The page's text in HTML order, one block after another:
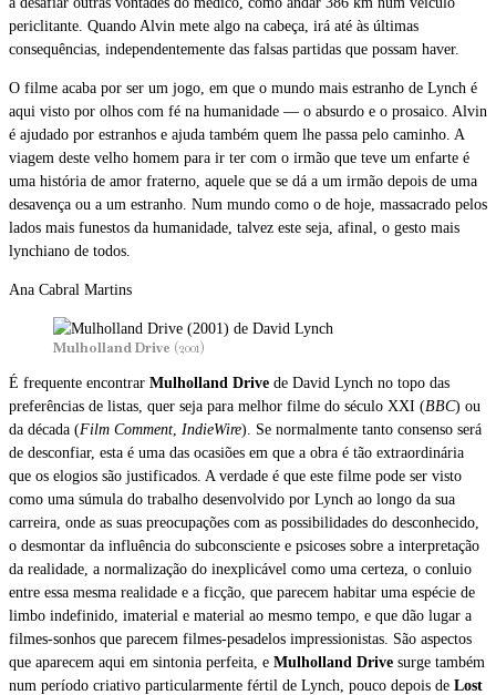
periclitante. Quando Alvin mete algo na cabeça, irá até às últimas
consequências, independentemente das falsas partidas que possam haver.
O filme acaba por ser um jogo, em que o mundo mais estranho de Lynch é
aqui visto por olhos com fé na humanidade — o absurdo e o prosaico. Alvin
é ajudado por estranhos e ajuda também quem lhe passa pelo caminho. A
viagem deste velho homem para ir ter com o irmão que teve um enfarte é
uma história de amor fraterno, aquele que se dá a um irmão depois de uma
desavença ou a um estranho. Num mundo como o de hoje, massacrado pelos
lados mais funestos da humanidade, talvez este seja, afinal, o gesto mais
lynchiano de todos.
Ana Cabral Martins
Mulholland Drive (2001)
É frequente encontrar Mulholland Drive de David Lynch no topo das
preferências de listas, quer seja para melhor filme do século XXI (BBC) ou
da década (Film Comment IndieWire). Se normalmente tanto consenso será
de desconfiar, esta é uma das ocasiões em que a obra é tão extraordinária
que os elogios são justificados. A verdade é que este filme pode ser visto
como uma súmula do trabalho desenvolvido por Lynch ao longo da sua
carreira, onde as suas preocupações com as possibilidades do desconhecido,
o desmontar da influência do subconsciente e psicoses sobre a interpretação
da realidade, a normalização do inexplicável como uma certeza, o conluio
entre essa mesma realidade e a ficção, que parecem habitar uma espécie de
limbo indefinido, imaterial e material ao mesmo tempo, e que dão lugar a
filmes-sonhos que parecem filmes-pesadelos impressionistas. São aspectos
que aparecem aqui em sintonia perfeita, e Mulholland Drive surge também
num período criativo particularmente fértil de Lynch, pouco depois de Lost